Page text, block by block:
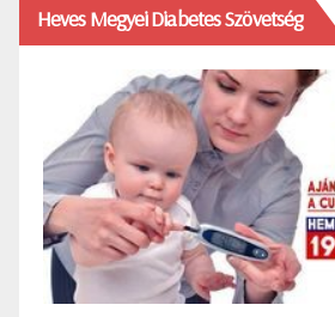
Heves Megyei Diabetes Szövetség